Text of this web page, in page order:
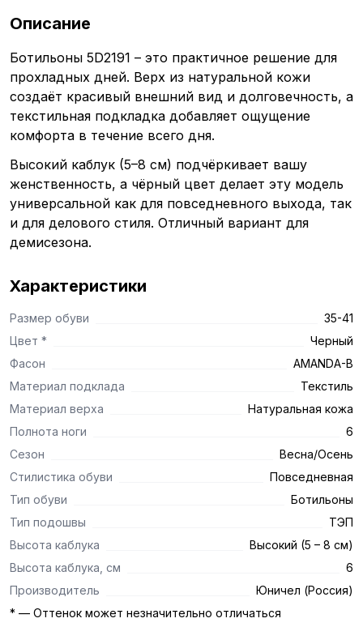
Описание
Ботильоны 5D2191 – это практичное решение для
прохладных дней. Верх из натуральной кожи
создаёт красивый внешний вид и долговечность, а
текстильная подкладка добавляет ощущение
комфорта в течение всего дня.
Высокий каблук (5–8 см) подчёркивает вашу
женственность, а чёрный цвет делает эту модель
универсальной как для повседневного выхода, так
и для делового стиля. Отличный вариант для
демисезона.
Характеристики
Размер обуви
35-41
Цвет *
Черный
Фасон
AMANDA-B
Материал подклада
Текстиль
Материал верха
Натуральная кожа
Полнота ноги
6
Сезон
Весна/Осень
Стилистика обуви
Повседневная
Тип обуви
Ботильоны
Тип подошвы
ТЭП
Высота каблука
Высокий (5 – 8 см)
Высота каблука, см
6
Производитель
Юничел (Россия)
* — Оттенок может незначительно отличаться